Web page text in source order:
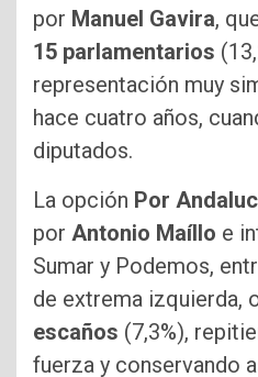
por Manuel Gavira,
15 parlamentarios
representación muy
hace cuatro años,
diputados.
La opción Por
por Antonio Maíllo e
Sumar y Podemos,
de extrema izquierda,
escaños (7,3%),
fuerza y conservando